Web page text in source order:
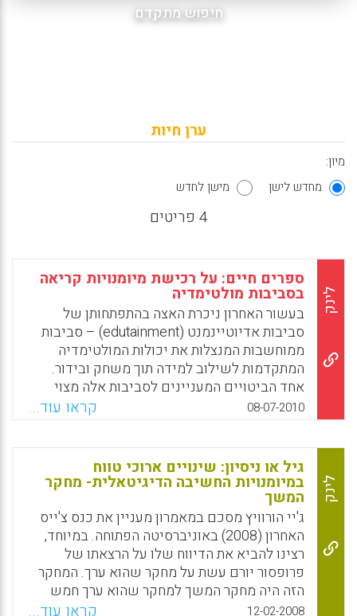
חיפוש מתקדם
ערן חיות
מיון:
מחדש לישן
מישן לחדש
4 פריטים
לינק
ספרים חיים: על רכישת מיומנויות קריאה
בסביבות מולטימדיה
בעשור האחרון ניכרת האצה בהתפתחותן של
סביבות אדיוטיינמנט (edutainment) – סביבות
ממוחשבות המנצלות את יכולות המולטימדיה
המתקדמות לשילוב למידה תוך משחק ובידור.
אחד הביטויים המעניינים לסביבות אלה מצוי
בפריחתם של הסיפורים הדיגיטאליים, הקרויים
גם "ספרים חיים" (Living-Books ). בספרים
החיים, ניתן להאזין לסיפור המוקרא, תוך
הסתייעות במיטב אמצעי המולטימדיה, כגון
תמונה, סרט, מוסיקה ואנימציה. סביבת עבודה זו
מאפשרת למשתמש שליטה על מהלך הסיפור,
כמו גם אפשרות להשתעשע תוך ההאזנה במגוון
משחקי מולטימדיה. ייחודה של סוגת הספרים
החיים הוא בכך שמילות הסיפור המוקראות
למשתמש בקול, מוצגות על המסך בו-זמנית
להקראתן ומאפשרת למשתמש להאזין לסיפור
תוך סינכרון מושלם בין הגירוי החזותי והגירוי
08-07-2010 קראו עוד...
לינק
גיל או ניסיון: שינויים ארוכי טווח
במיומנויות החשיבה הדיגיטאלית- מחקר
המשך
ג'יי הורוויץ מסכם במאמרון מעניין את כנס צ'ייס
האחרון (2008) באוניברסיטה הפתוחה. במיוחד,
רצינו להביא את הדיווח שלו על הרצאתו של
פרופסור יורם עשת על מחקר שהוא ערך. המחקר
הזה היה מחקר המשך למחקר שהוא ערך חמש
שנים לפני-כן. המחקר המקורי בחן היבטים
12-02-2008 קראו עוד...